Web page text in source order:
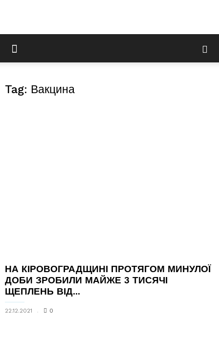
Tag: Вакцина
НА КІРОВОГРАДЩИНІ ПРОТЯГОМ МИНУЛОЇ
ДОБИ ЗРОБИЛИ МАЙЖЕ 3 ТИСЯЧІ
ЩЕПЛЕНЬ ВІД...
22.12.2021 0